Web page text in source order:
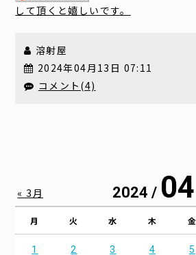
して頂くと嬉しいです。
溶射屋
2024年04月13日 07:11
コメント(4)
2024 / 04
月 火 水 木 金
1 2 3 4 5
« 3月